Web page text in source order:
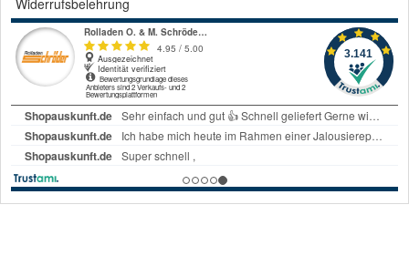
Widerrufsbelehrung